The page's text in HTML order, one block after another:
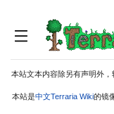
本站文本内容除另有声明外
本站是中文Terraria Wiki的镜